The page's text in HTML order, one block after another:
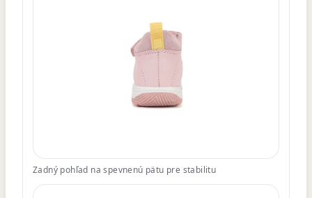
Zadný pohľad na spevnenú pätu pre stabilitu